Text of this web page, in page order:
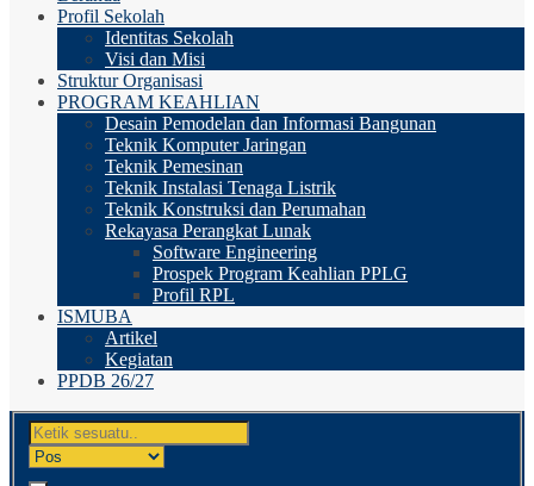
Profil Sekolah
Identitas Sekolah
Visi dan Misi
Struktur Organisasi
PROGRAM KEAHLIAN
Desain Pemodelan dan Informasi Bangunan
Teknik Komputer Jaringan
Teknik Pemesinan
Teknik Instalasi Tenaga Listrik
Teknik Konstruksi dan Perumahan
Rekayasa Perangkat Lunak
Software Engineering
Prospek Program Keahlian PPLG
Profil RPL
ISMUBA
Artikel
Kegiatan
PPDB 26/27